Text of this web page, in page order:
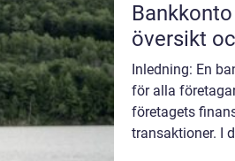
översikt
Inledning: En
för alla
företagets
transaktioner. I